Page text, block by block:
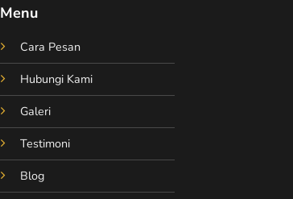
Menu
Cara Pesan
Hubungi Kami
Galeri
Testimoni
Blog